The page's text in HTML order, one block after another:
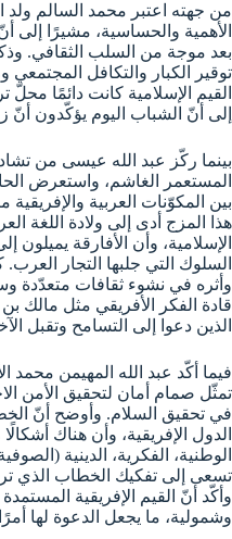
من جهته اعتبر محمد السالم ولد
الأهمية والحساسية، مشيرًا إلى
بعد موجة من السلب الثقافي.
توقير الكبار والتكافل المجتمعي
القيم الإسلامية كانت دائمًا
إلى أنّ الشباب اليوم يؤكّدون
بينما ركّز عبد الله عيسى من
المستعمر الغاشم، واستعرض
بين المكوّنات العربية
هذا المزج أدى إلى ولادة اللغة
الإسلامية، وأن الأفارقة
السلوك التي جلبها التجار
وأثره في نشوء ثقافات متعدّدة
قادة الفكر الأفريقي مثل مالك بن
الذين دعوا إلى التسامح وتقبل
فيما أكّد عبد الله المهيمن محمد
تمثّل صمام أمان لتحقيق الأمن
في تحقيق السلام. وأوضح أنّ
الدول الإفريقية، وأن هناك
الوطنية، الفكرية، الدينية
تسعى إلى تفكيك الخطاب الذي
وأكّد أنّ القيم الإفريقية
وشمولية، ما يجعل الدعوة لها